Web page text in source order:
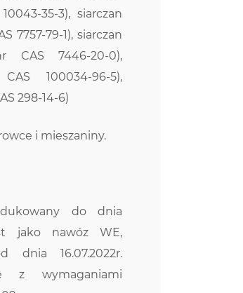
35-3), siarczan
7757-79-1), siarczan
CAS 7446-20-0),
100034-96-5),
298-14-6)
i mieszaniny.
do dnia
jako nawóz WE,
dnia 16.07.2022r.
z wymaganiami